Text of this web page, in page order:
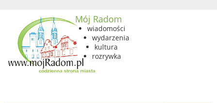
Mój Radom
wiadomości
wydarzenia
kultura
rozrywka